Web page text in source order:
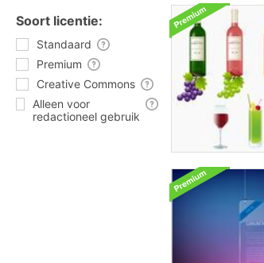
Soort licentie:
Standaard
Premium
Creative Commons
Alleen voor
redactioneel gebruik